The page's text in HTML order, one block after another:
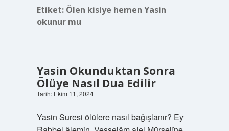
Etiket: Ölen kisiye hemen Yasin
okunur mu
Yasin Okunduktan Sonra
Ölüye Nasıl Dua Edilir
Tarih: Ekim 11, 2024
Yasin Suresi ölülere nasıl bağışlanır? Ey